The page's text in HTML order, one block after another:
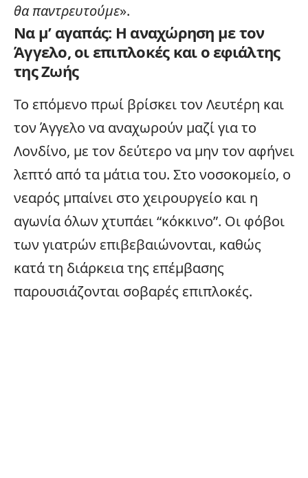
θα παντρευτούμε».
Να μ’ αγαπάς: Η αναχώρηση με τον
Άγγελο, οι επιπλοκές και ο εφιάλτης
της Ζωής
Το επόμενο πρωί βρίσκει τον Λευτέρη και
τον Άγγελο να αναχωρούν μαζί για το
Λονδίνο, με τον δεύτερο να μην τον αφήνει
λεπτό από τα μάτια του. Στο νοσοκομείο, ο
νεαρός μπαίνει στο χειρουργείο και η
αγωνία όλων χτυπάει “κόκκινο”. Οι φόβοι
των γιατρών επιβεβαιώνονται, καθώς
κατά τη διάρκεια της επέμβασης
παρουσιάζονται σοβαρές επιπλοκές.